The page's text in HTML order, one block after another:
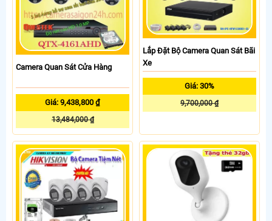
Camera Quan Sát Cửa Hàng
Giá: 9,438,800 ₫
13,484,000 ₫
Lắp Đặt Bộ Camera Quan Sát Bãi
Xe
Giá: 30%
9,700,000 ₫